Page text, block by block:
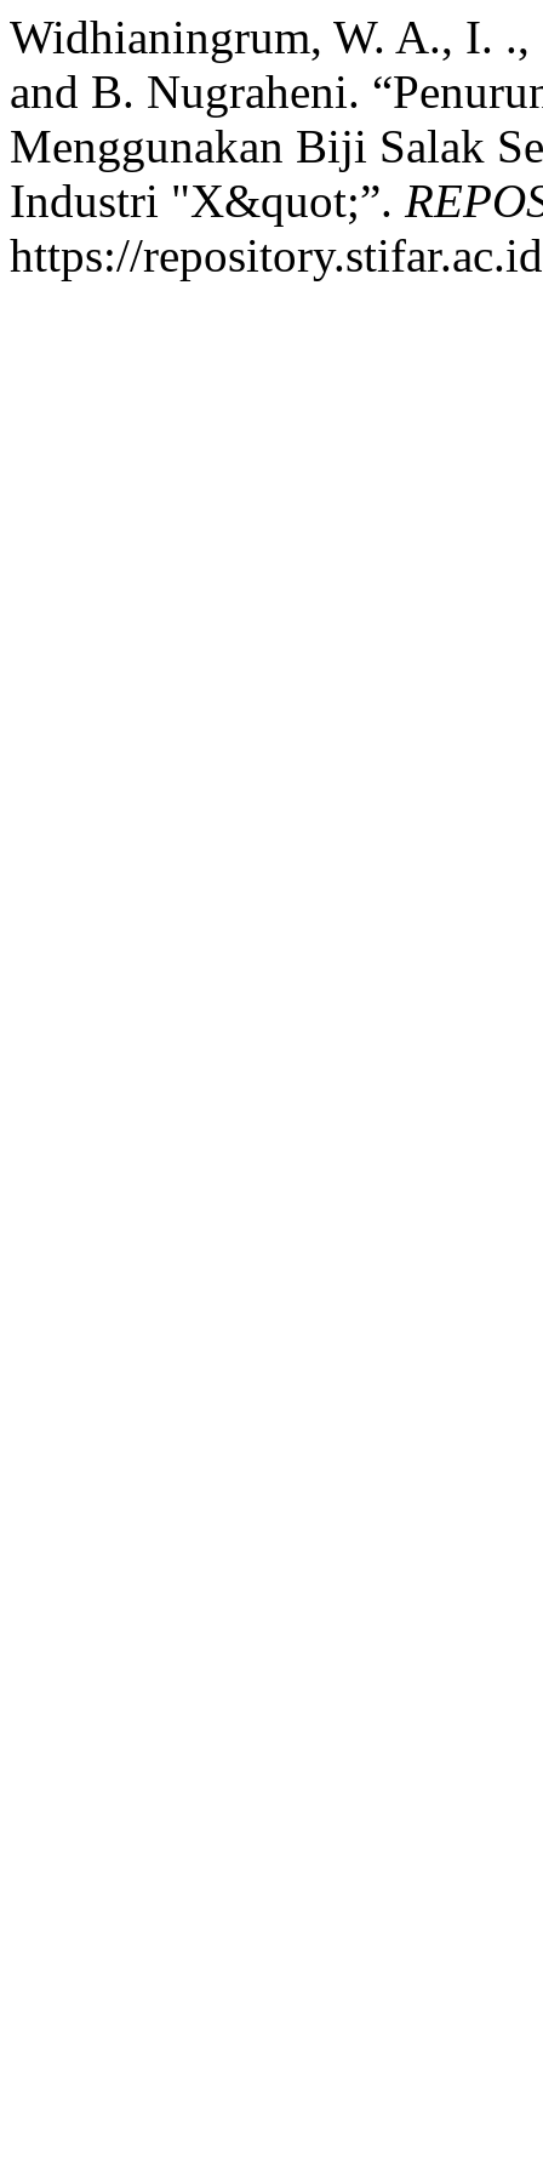
Widhianingrum, W. A., I.
and B. Nugraheni.
Menggunakan Biji Salak
Industri "X&quot;”.
https://